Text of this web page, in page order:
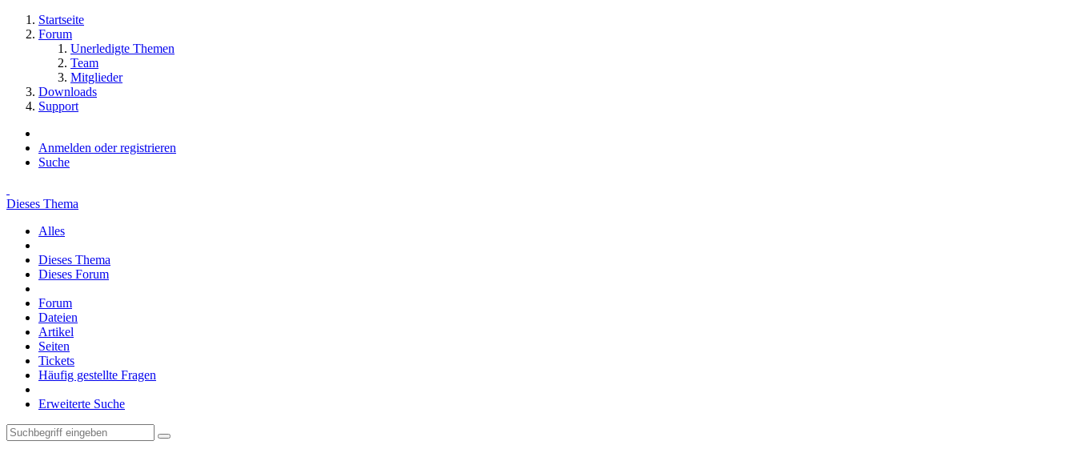
Startseite
Forum
Unerledigte Themen
Team
Mitglieder
Downloads
Support
Anmelden oder registrieren
Suche
Dieses Thema
Alles
Dieses Thema
Dieses Forum
Forum
Dateien
Artikel
Seiten
Tickets
Häufig gestellte Fragen
Erweiterte Suche